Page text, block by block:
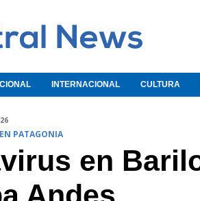
INTERNACIONAL CULTURA
PATAGONIA
en